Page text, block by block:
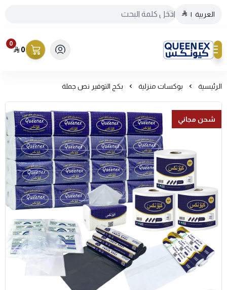
العربية |
كيونكس
0
0
الرئيسية بوكسات منزلية بكج التوفير نص جملة
شحن مجاني